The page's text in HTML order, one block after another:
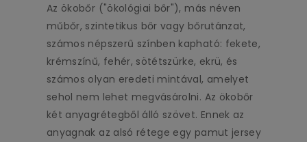
Az ökobőr ("ökológiai bőr"), más néven
műbőr, szintetikus bőr vagy bőrutánzat,
számos népszerű színben kapható: fekete,
krémszínű, fehér, sötétszürke, ekrü, és
számos olyan eredeti mintával, amelyet
sehol nem lehet megvásárolni. Az ökobőr
két anyagrétegből álló szövet. Ennek az
anyagnak az alsó rétege egy pamut jersey